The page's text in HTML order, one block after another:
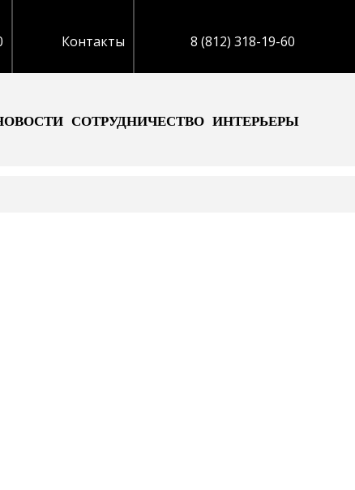
Контакты 8 (812) 318-19-60
СОТРУДНИЧЕСТВО ИНТЕРЬЕРЫ